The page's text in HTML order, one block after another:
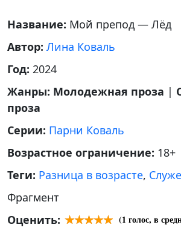
Название: Мой препод — Лёд
Автор: Лина Коваль
Год: 2024
Жанры: Молодежная проза |
проза
Серии: Парни Коваль
Возрастное ограничение: 18+
Теги: Разница в возрасте,
Фрагмент
Оценить:
(1 голос, в